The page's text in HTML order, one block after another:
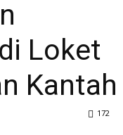
Loket
Kantah
172